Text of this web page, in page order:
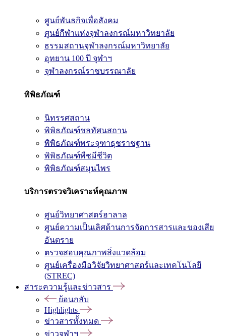
ศูนย์พันธกิจเพื่อสังคม
ศูนย์กีฬาแห่งจุฬาลงกรณ์มหาวิทยาลัย
ธรรมสถานจุฬาลงกรณ์มหาวิทยาลัย
อุทยาน 100 ปี จุฬาฯ
จุฬาลงกรณ์ราชบรรณาลัย
พิพิธภัณฑ์
นิทรรศสถาน
พิพิธภัณฑ์ชลทัศนสถาน
พิพิธภัณฑ์พระจุฑาธุชราชฐาน
พิพิธภัณฑ์พืชมีชีวิต
พิพิธภัณฑ์สมุนไพร
บริการตรวจวิเคราะห์คุณภาพ
ศูนย์วิทยาศาสตร์ฮาลาล
ศูนย์ความเป็นเลิศด้านการจัดการสารและของเสีย
อันตราย
ตรวจสอบคุณภาพสิ่งแวดล้อม
ศูนย์เครื่องมือวิจัยวิทยาศาสตร์และเทคโนโลยี
(STREC)
สาระความรู้และข่าวสาร
ย้อนกลับ
Highlights
ข่าวสารทั้งหมด
ข่าวจุฬาฯ